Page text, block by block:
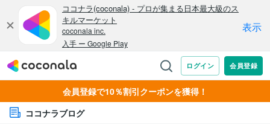
会員登録で10％割引クーポンを獲得！
ココナラブログ